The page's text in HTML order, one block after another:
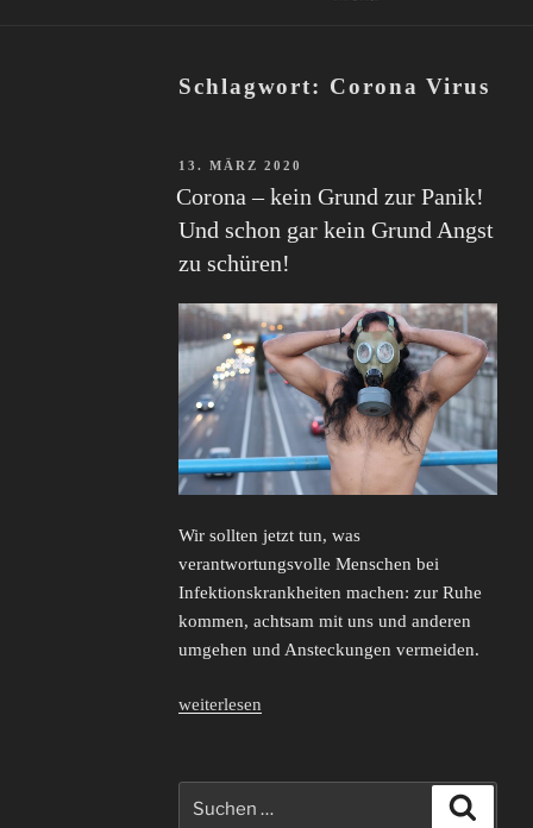
Schlagwort: Corona Virus
VERÖFFENTLICHT
13. MÄRZ 2020
Corona – kein Grund zur Panik!
Und schon gar kein Grund Angst
zu schüren!
Wir sollten jetzt tun, was
verantwortungsvolle Menschen bei
Infektionskrankheiten machen: zur Ruhe
kommen, achtsam mit uns und anderen
umgehen und Ansteckungen vermeiden.
„Corona
Grund
zur
weiterlesen